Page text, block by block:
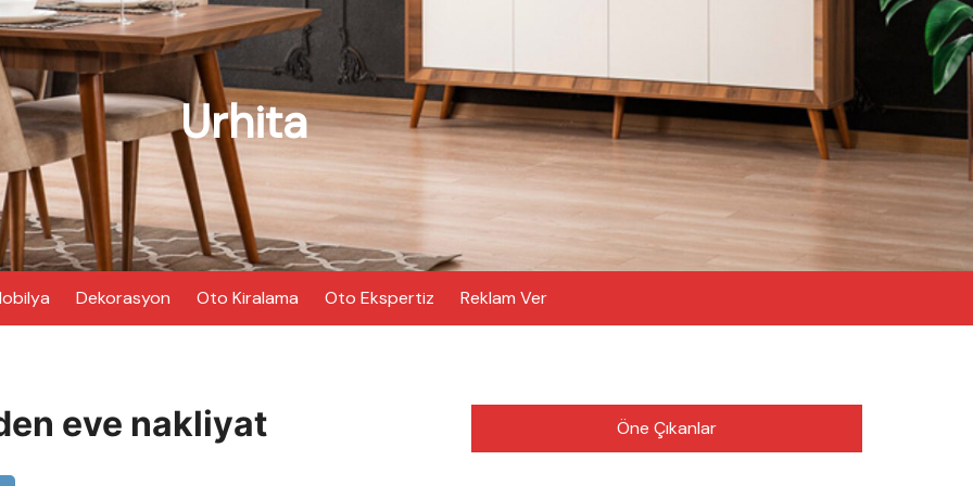
Urhita
Dekorasyon Oto Kiralama Oto Ekspertiz Reklam Ver
eve nakliyat Öne Çıkanlar